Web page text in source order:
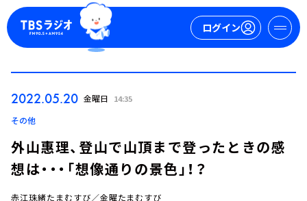
ログイン
2022.05.20 金曜日 14:35
その他
外山惠理、登山で山頂まで登ったときの感
想は・・・「想像通りの景色」！？
赤江珠緒たまむすび／金曜たまむすび